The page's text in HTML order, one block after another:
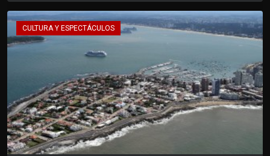
CULTURA Y ESPECTÁCULOS